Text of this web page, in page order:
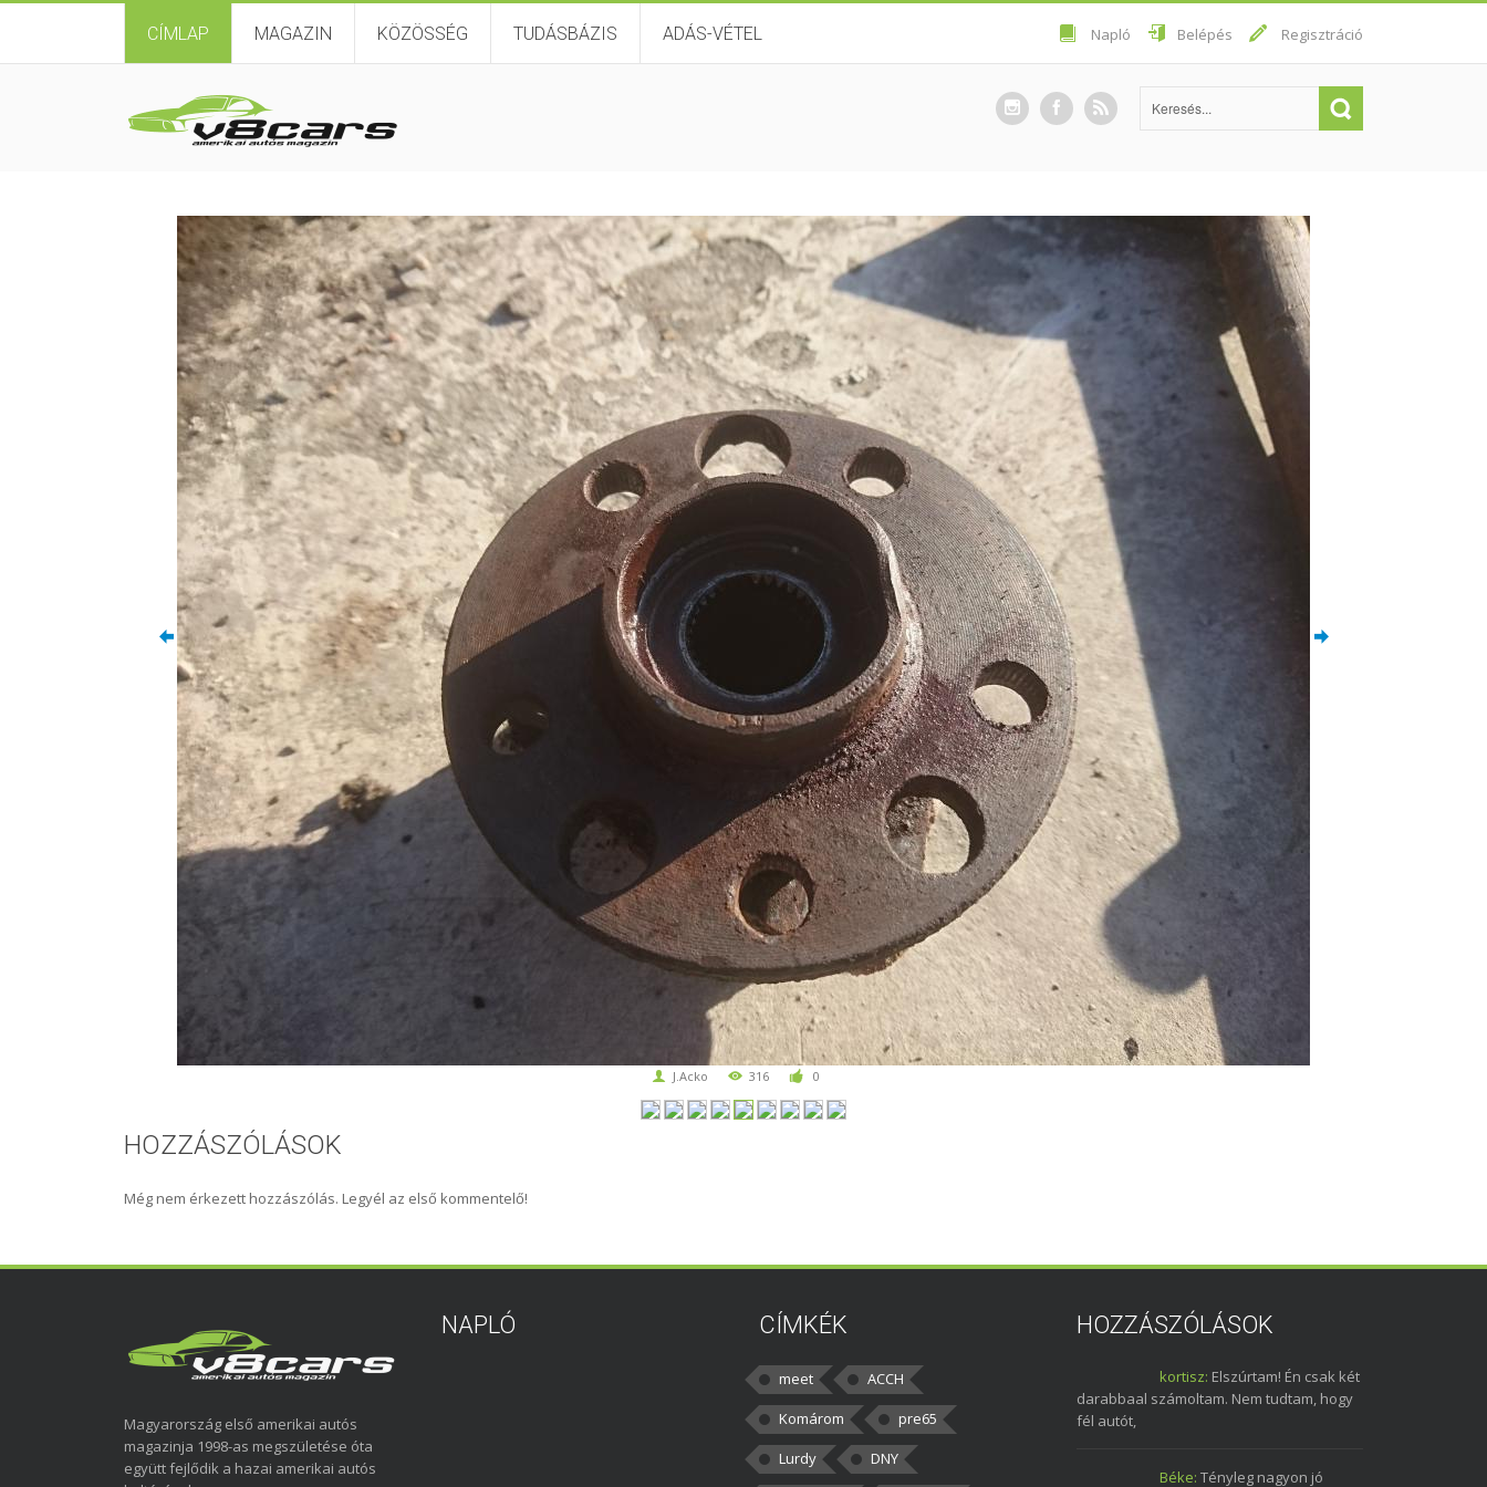
CÍMLAP MAGAZIN KÖZÖSSÉG TUDÁSBÁZIS ADÁS-VÉTEL Napló Belépés Regisztráció
J.Acko 316 0
HOZZÁSZÓLÁSOK
Még nem érkezett hozzászólás. Legyél az első kommentelő!
Magyarország első amerikai autós
magazinja 1998-as megszületése óta
együtt fejlődik a hazai amerikai autós
NAPLÓ CÍMKÉK
meet
ACCH
Komárom
pre65
Lurdy
DNY
HOZZÁSZÓLÁSOK
kortisz: Elszúrtam! Én csak két
darabbaal számoltam. Nem tudtam, hogy
fél autót,
Béke: Tényleg nagyon jó